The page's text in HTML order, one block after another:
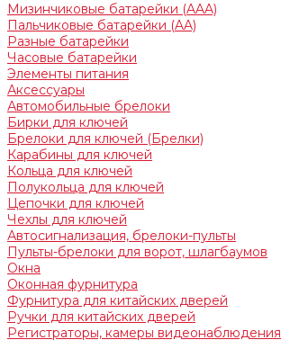
Мизинчиковые батарейки (AAA)
Пальчиковые батарейки (AA)
Разные батарейки
Часовые батарейки
Элементы питания
Аксессуары
Автомобильные брелоки
Бирки для ключей
Брелоки для ключей (Брелки)
Карабины для ключей
Кольца для ключей
Полукольца для ключей
Цепочки для ключей
Чехлы для ключей
Автосигнализация, брелоки-пульты
Пульты-брелоки для ворот, шлагбаумов
Окна
Оконная фурнитура
Фурнитура для китайских дверей
Ручки для китайских дверей
Регистраторы, камеры видеонаблюдения